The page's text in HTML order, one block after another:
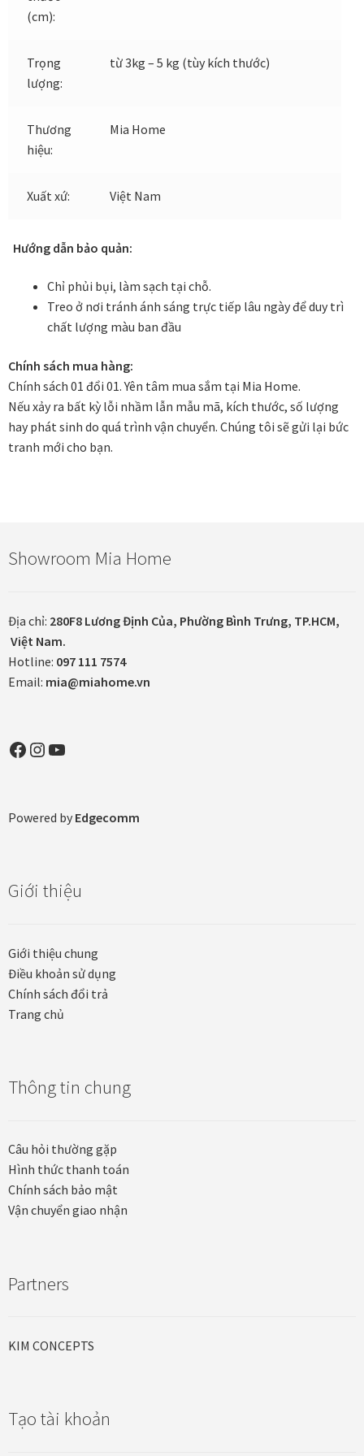
Đóng khung tranh đính đá
Đóng khung tranh kính cho tranh ảnh, giấy mỹ thuật,
poster, bản vẽ tay
Đóng khung tranh sơn mài
Giới Thiệu Mia Home
Homepage Test
In tranh treo tường theo yêu cầu
Fine Art Giclée Printing
in tranh mica
Khung ảnh
Khung tranh gỗ sồi
Liên hệ
Nghệ thuật sơn mài dát vàng
Nhận vẽ tranh theo yêu cầu
Quà tặng cao cấp
Quà Tết Doanh nghiệp 2026
test
(cm):
Trọng
lượng:
từ 3kg – 5 kg (tùy kích thước)
Thương
hiệu:
Mia Home
Xuất xứ: Việt Nam
Hướng dẫn bảo quản:
Chỉ phủi bụi, làm sạch tại chỗ.
Treo ở nơi tránh ánh sáng trực tiếp lâu ngày để duy trì
chất lượng màu ban đầu
Chính sách mua hàng:
Chính sách 01 đổi 01. Yên tâm mua sắm tại Mia Home.
Nếu xảy ra bất kỳ lỗi nhầm lẫn mẫu mã, kích thước, số lượng
hay phát sinh do quá trình vận chuyển. Chúng tôi sẽ gửi lại bức
tranh mới cho bạn.
Showroom Mia Home
Địa chỉ: 280F8 Lương Định Của, Phường Bình Trưng, TP.HCM,
Việt Nam.
Hotline: 097 111 7574
Email: mia@miahome.vn
Facebook
Instagram
YouTube
Powered by Edgecomm
Giới thiệu
Giới thiệu chung
Điều khoản sử dụng
Chính sách đổi trả
Trang chủ
Thông tin chung
Câu hỏi thường gặp
Hình thức thanh toán
Chính sách bảo mật
Vận chuyển giao nhận
Partners
KIM CONCEPTS
Tạo tài khoản